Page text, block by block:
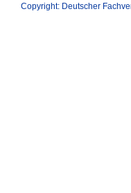
Copyright: Deutscher